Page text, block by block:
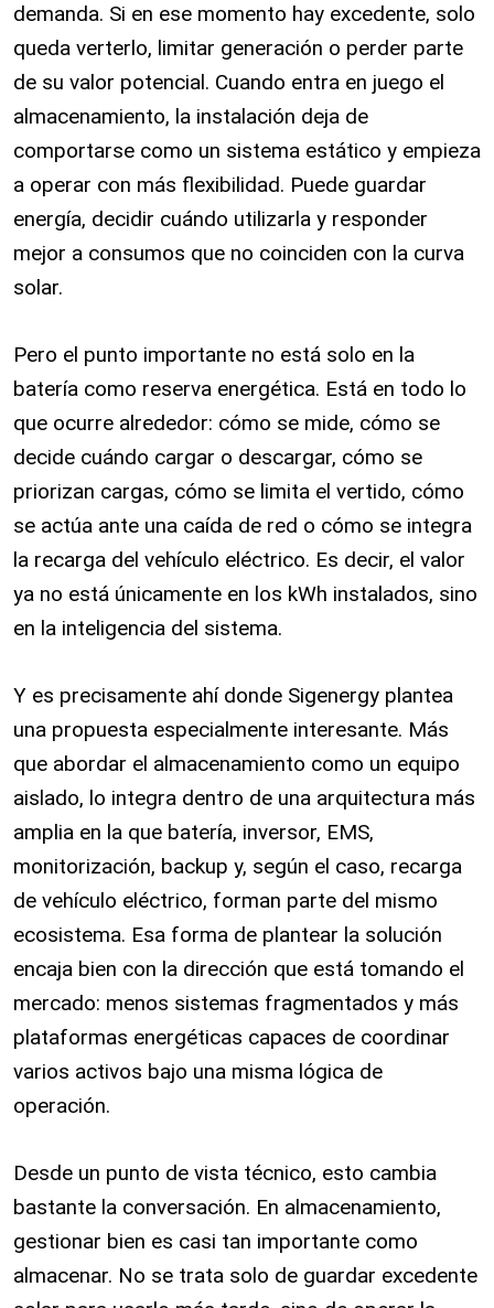
demanda. Si en ese momento hay excedente, solo
queda verterlo, limitar generación o perder parte
de su valor potencial. Cuando entra en juego el
almacenamiento, la instalación deja de
comportarse como un sistema estático y empieza
a operar con más flexibilidad. Puede guardar
energía, decidir cuándo utilizarla y responder
mejor a consumos que no coinciden con la curva
solar.
Pero el punto importante no está solo en la
batería como reserva energética. Está en todo lo
que ocurre alrededor: cómo se mide, cómo se
decide cuándo cargar o descargar, cómo se
priorizan cargas, cómo se limita el vertido, cómo
se actúa ante una caída de red o cómo se integra
la recarga del vehículo eléctrico. Es decir, el valor
ya no está únicamente en los kWh instalados, sino
en la inteligencia del sistema.
Y es precisamente ahí donde Sigenergy plantea
una propuesta especialmente interesante. Más
que abordar el almacenamiento como un equipo
aislado, lo integra dentro de una arquitectura más
amplia en la que batería, inversor, EMS,
monitorización, backup y, según el caso, recarga
de vehículo eléctrico, forman parte del mismo
ecosistema. Esa forma de plantear la solución
encaja bien con la dirección que está tomando el
mercado: menos sistemas fragmentados y más
plataformas energéticas capaces de coordinar
varios activos bajo una misma lógica de
operación.
Desde un punto de vista técnico, esto cambia
bastante la conversación. En almacenamiento,
gestionar bien es casi tan importante como
almacenar. No se trata solo de guardar excedente